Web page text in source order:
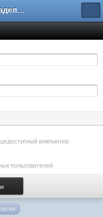
Форум владельцев интернет-магазинов
компьютер
пользователей